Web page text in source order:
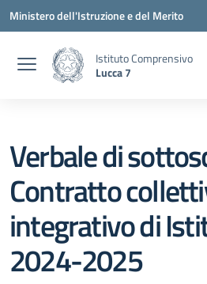
Vai ai contenuti
Vai al menu di navigazione
Vai al footer
Ministero dell'Istruzione e del Merito
Istituto Comprensivo
Lucca 7
Verbale di
Contratto
integrativo di
2024-2025